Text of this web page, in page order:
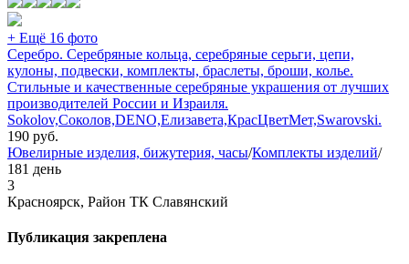
+ Ещё 16 фото
Серебро. Серебряные кольца, серебряные серьги, цепи,
кулоны, подвески, комплекты, браслеты, броши, колье.
Стильные и качественные серебряные украшения от лучших
производителей России и Израиля.
Sokolov,Соколов,DENO,Елизавета,КрасЦветМет,Swarovski.
190 руб.
Ювелирные изделия, бижутерия, часы/Комплекты изделий/
181 день
3
Красноярск, Район ТК Славянский
Публикация закреплена